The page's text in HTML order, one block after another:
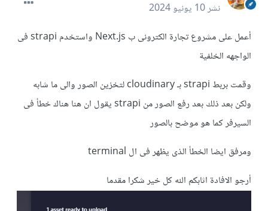
نشر10 يونيو 2024
أعمل على مشروع تجارة الكترونى ب Next.js واستخدم strapi فى
الواجهه الخلفية
وقمت بربط strapi بـ cloudinary لتخزين الصور والى ما شابه
ولكن بعد ذلك بعد رفع الصور من strapi يقول ان هنا هناك خطأ فى
السيرفر كما هو موضح بالصور
ومرفق ايضا الخطأ الذى يظهر فى ال terminal
أرجو الافادة اثابكم الله كل خير شكرا مقدما